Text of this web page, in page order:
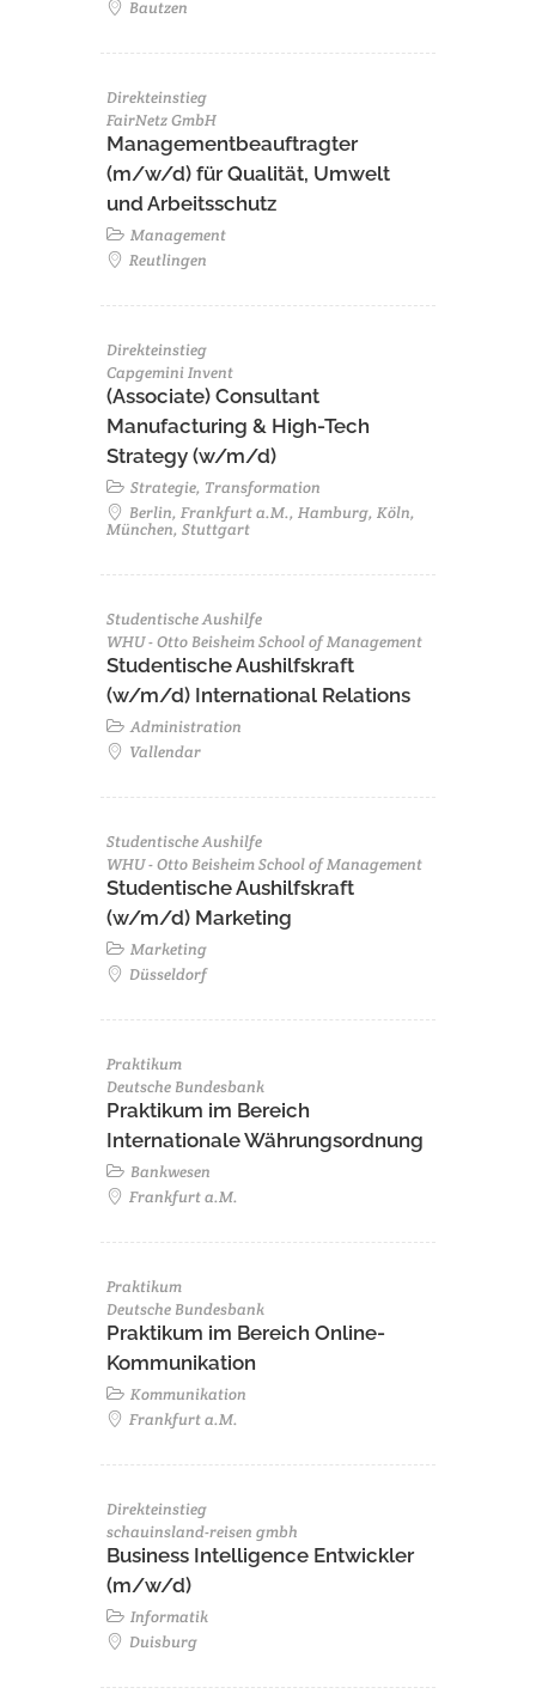
Bautzen
Direkteinstieg
FairNetz GmbH
Managementbeauftragter
(m/w/d) für Qualität, Umwelt
und Arbeitsschutz
Management
Reutlingen
Direkteinstieg
Capgemini Invent
(Associate) Consultant
Manufacturing & High-Tech
Strategy (w/m/d)
Strategie, Transformation
Berlin, Frankfurt a.M., Hamburg, Köln,
München, Stuttgart
Studentische Aushilfe
WHU - Otto Beisheim School of Management
Studentische Aushilfskraft
(w/m/d) International Relations
Administration
Vallendar
Studentische Aushilfe
WHU - Otto Beisheim School of Management
Studentische Aushilfskraft
(w/m/d) Marketing
Marketing
Düsseldorf
Praktikum
Deutsche Bundesbank
Praktikum im Bereich
Internationale Währungsordnung
Bankwesen
Frankfurt a.M.
Praktikum
Deutsche Bundesbank
Praktikum im Bereich Online-
Kommunikation
Kommunikation
Frankfurt a.M.
Direkteinstieg
schauinsland-reisen gmbh
Business Intelligence Entwickler
(m/w/d)
Informatik
Duisburg